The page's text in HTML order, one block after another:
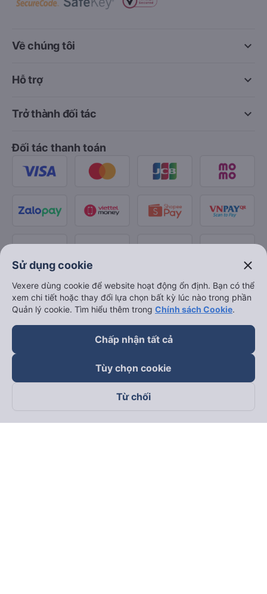
keyboard_arrow_down
Về chúng tôi
keyboard_arrow_down
Hỗ trợ
keyboard_arrow_down
Trở thành đối tác
Đối tác thanh toán
Theo dõi chúng tôi trên
Sử dụng cookie close
Vexere dùng cookie để website hoạt động ổn định. Bạn có thể
xem chi tiết hoặc thay đổi lựa chọn bất kỳ lúc nào trong phần
Quản lý cookie. Tìm hiểu thêm trong Chính sách Cookie.
Chấp nhận tất cả
Tùy chọn cookie
Từ chối